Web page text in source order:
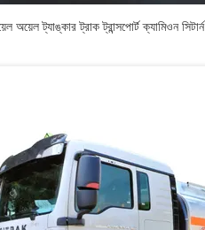
ট্যাঙ্কার ট্রাক ট্রান্সপোর্ট ক্যামিওন সিটার্ন